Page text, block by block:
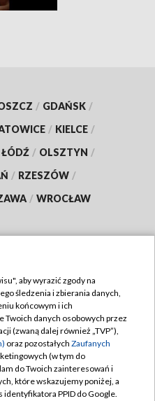
/ GDAŃSK /
/ KIELCE /
ŁÓDŹ / OLSZTYN /
/ RZESZÓW /
/ WROCŁAW
TVP
aby wyrazić zgody na
śledzenia i zbierania danych,
końcowym i ich
Twoich danych osobowych przez
(zwaną dalej również „TVP”),
oraz pozostałych Zaufanych
(w tym do
do Twoich zainteresowań i
które wskazujemy poniżej, a
identyfikatora PPID do Google.